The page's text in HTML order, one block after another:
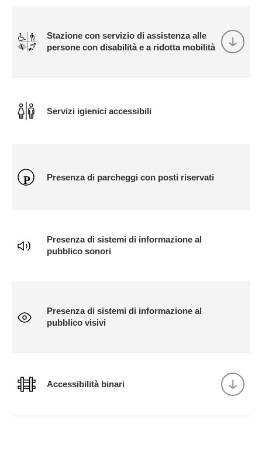
Stazione con servizio di assistenza alle
persone con disabilità e a ridotta mobilità
Servizi igienici accessibili
Presenza di parcheggi con posti riservati
Presenza di sistemi di informazione al
pubblico sonori
Presenza di sistemi di informazione al
pubblico visivi
Accessibilità binari